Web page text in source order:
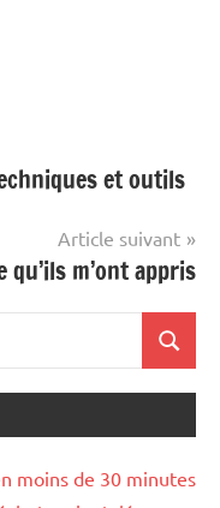
et outils
Article suivant
m’ont appris
moins de 30 minutes